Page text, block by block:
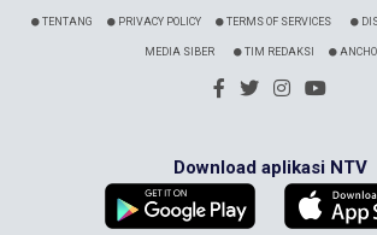
TENTANG PRIVACY POLICY TERMS OF SERVICES
MEDIA SIBER TIM REDAKSI
Download aplikasi NTV